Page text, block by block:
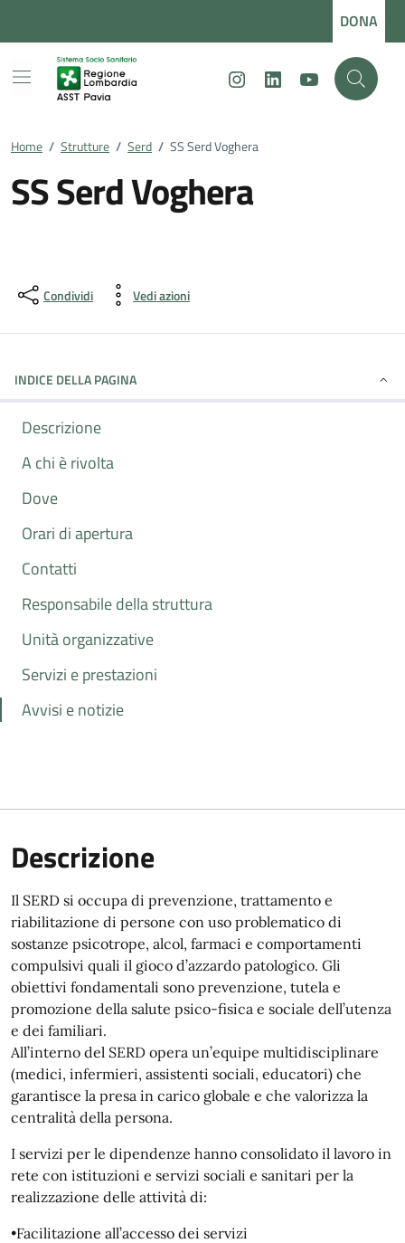
DONA
InstagramLinkedInYoutube
Home / Strutture / Serd / SS Serd Voghera
SS Serd Voghera
Condividi Vedi azioni
INDICE DELLA PAGINA
Descrizione
A chi è rivolta
Dove
Orari di apertura
Contatti
Responsabile della struttura
Unità organizzative
Servizi e prestazioni
Avvisi e notizie
Descrizione
Il SERD si occupa di prevenzione, trattamento e
riabilitazione di persone con uso problematico di
sostanze psicotrope, alcol, farmaci e comportamenti
compulsivi quali il gioco d’azzardo patologico. Gli
obiettivi fondamentali sono prevenzione, tutela e
promozione della salute psico-fisica e sociale dell’utenza
e dei familiari.
All’interno del SERD opera un’equipe multidisciplinare
(medici, infermieri, assistenti sociali, educatori) che
garantisce la presa in carico globale e che valorizza la
centralità della persona.
I servizi per le dipendenze hanno consolidato il lavoro in
rete con istituzioni e servizi sociali e sanitari per la
realizzazione delle attività di:
•Facilitazione all’accesso dei servizi